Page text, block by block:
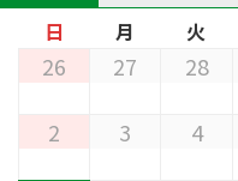
日
月 火
26 27 28
2 3 4